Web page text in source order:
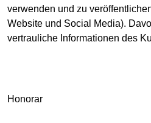
verwenden und zu
Website und Social Media).
vertrauliche Informationen des
Honorar